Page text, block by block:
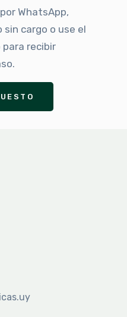
WhatsApp,
cargo o use el
recibir